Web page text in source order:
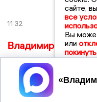
11:32
Владимирская
регионов с
выбросами в
сайте,
все
Вы
или